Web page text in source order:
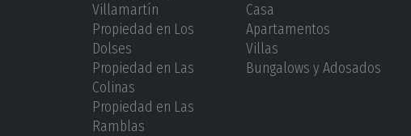
Villamartín
Propiedad en Los
Dolses
Propiedad en Las
Colinas
Propiedad en Las
Ramblas
Casa
Apartamentos
Villas
Bungalows y Adosados